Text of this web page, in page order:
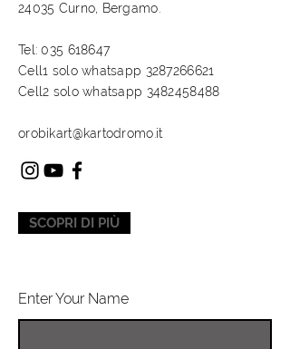
24035 Curno, Bergamo.
Tel:035 618647
Cell1 solo whatsapp 3287266621
Cell2 solowhatsapp 3482458488
orobikart@kartodromo.it
SCOPRI DI PIÙ
Enter Your Name